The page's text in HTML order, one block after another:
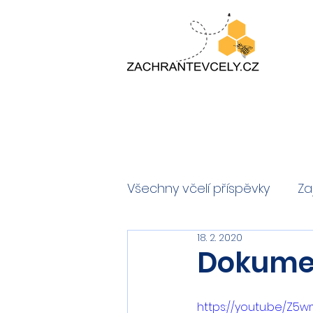
Všechny včelí příspěvky
18. 2. 2020
https://youtu.be/